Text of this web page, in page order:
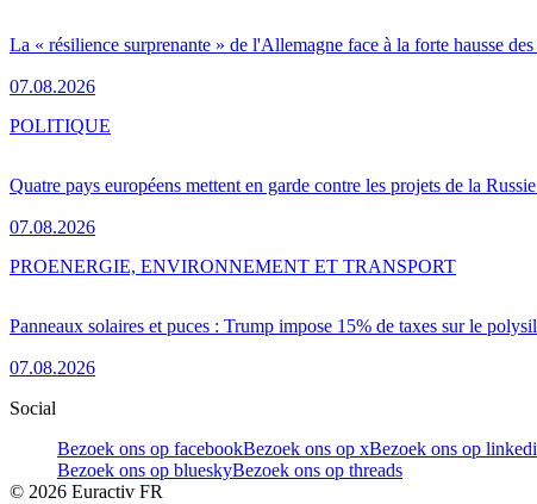
La « résilience surprenante » de l'Allemagne face à la forte hausse
07.08.2026
Quatre pays européens mettent en garde contre les projets de la
07.08.2026
POLITIQUE
Panneaux solaires et puces : Trump impose 15% de taxes sur le
07.08.2026
PROENERGIE, ENVIRONNEMENT ET TRANSPORT
Social
Bezoek ons op facebookBezoek ons op xBezoek ons op
Bezoek ons op blueskyBezoek ons op threads
© 2026 Euractiv FR